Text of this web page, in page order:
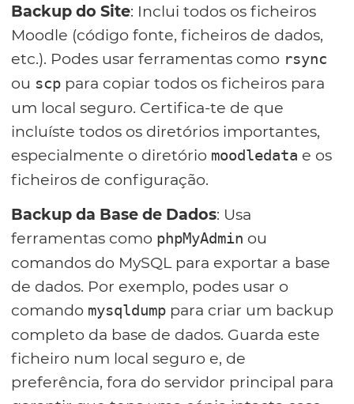
Backup do Site: Inclui todos os ficheiros
Moodle (código fonte, ficheiros de dados,
etc.). Podes usar ferramentas como rsync
ou scp para copiar todos os ficheiros para
um local seguro. Certifica-te de que
incluíste todos os diretórios importantes,
especialmente o diretório moodledata e os
ficheiros de configuração.
Backup da Base de Dados: Usa
ferramentas como phpMyAdmin ou
comandos do MySQL para exportar a base
de dados. Por exemplo, podes usar o
comando mysqldump para criar um backup
completo da base de dados. Guarda este
ficheiro num local seguro e, de
preferência, fora do servidor principal para